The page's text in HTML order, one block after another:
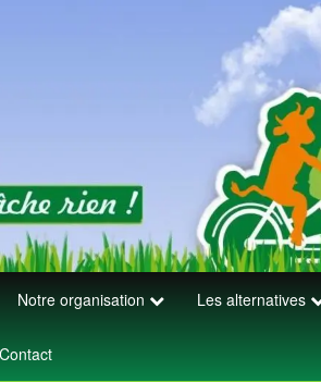
Notre organisation Les alternatives
Contact